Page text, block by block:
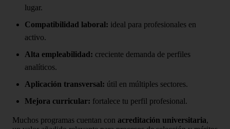
lugar.
Compatibilidad laboral: ideal para profesionales en
activo.
Alta empleabilidad: creciente demanda de perfiles
analíticos.
Aplicación transversal: útil en múltiples sectores.
Mejora curricular: fortalece tu perfil profesional.
Muchos programas cuentan con acreditación universitaria,